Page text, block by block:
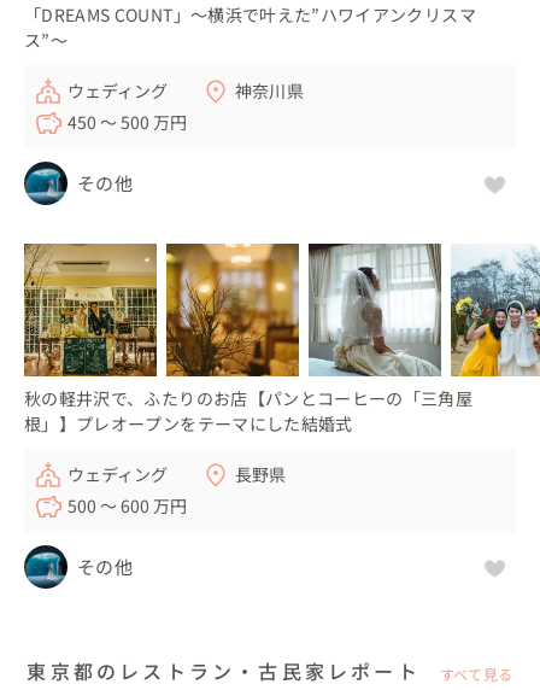
「DREAMS COUNT」～横浜で叶えた”ハワイアンクリスマ
ス”～
ウェディング
神奈川県
450 〜 500 万円
その他
秋の軽井沢で、ふたりのお店【パンとコーヒーの「三角屋
根」】プレオープンをテーマにした結婚式
ウェディング
長野県
500 〜 600 万円
その他
東京都のレストラン・古民家レポート すべて見る